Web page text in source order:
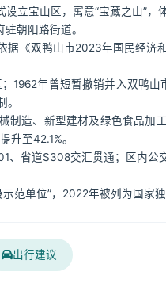
立宝山区，寓意“宝藏之山”，
朝阳路街道。
《双鸭山市2023年国民经济
1962年曾短暂撤销并入双鸭
造、新型建材及绿色食品加
升至42.1%。
、省道S308交汇贯通；区内公
范单位”，2022年被列为国家
出行建议